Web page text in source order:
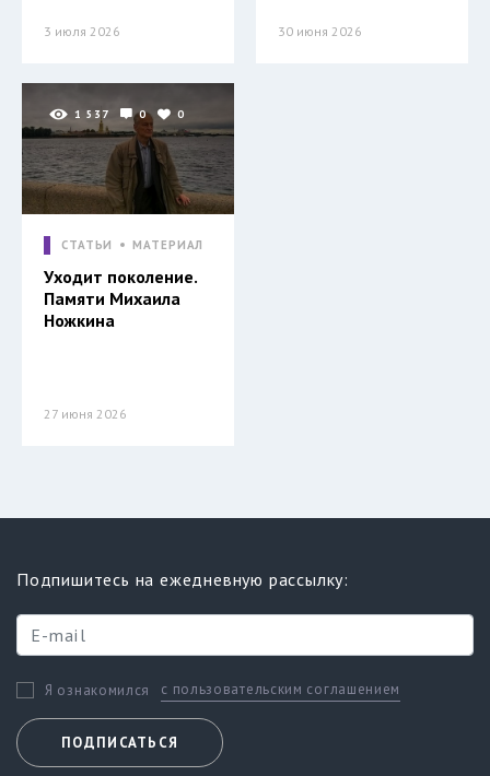
3 июля 2026 30 июня 2026
1 537 0 0
СТАТЬИ МАТЕРИАЛ
Уходит поколение.
Памяти Михаила
Ножкина
27 июня 2026
Подпишитесь на ежедневную рассылку:
Я ознакомился с пользовательским соглашением
ПОДПИСАТЬСЯ